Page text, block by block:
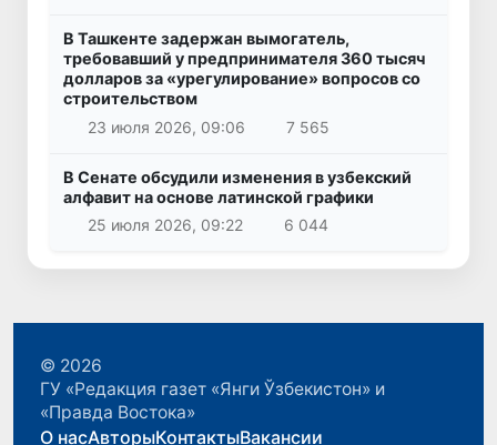
В Ташкенте задержан вымогатель,
требовавший у предпринимателя 360 тысяч
долларов за «урегулирование» вопросов со
строительством
23 июля 2026, 09:06
7 565
В Сенате обсудили изменения в узбекский
алфавит на основе латинской графики
25 июля 2026, 09:22
6 044
© 2026
ГУ «Редакция газет «Янги Ўзбекистон» и
«Правда Востока»
О насАвторыКонтактыВакансии